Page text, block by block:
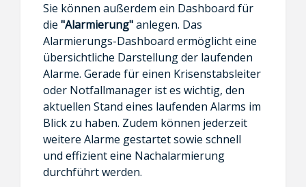
Sie können außerdem ein Dashboard für
die "Alarmierung"anlegen. Das
Alarmierungs-Dashboard ermöglicht eine
übersichtliche Darstellung der laufenden
Alarme. Gerade für einen Krisenstabsleiter
oder Notfallmanager ist es wichtig, den
aktuellen Stand eines laufenden Alarms im
Blick zu haben. Zudem können jederzeit
weitere Alarme gestartet sowie schnell
und effizient eine Nachalarmierung
durchführt werden.